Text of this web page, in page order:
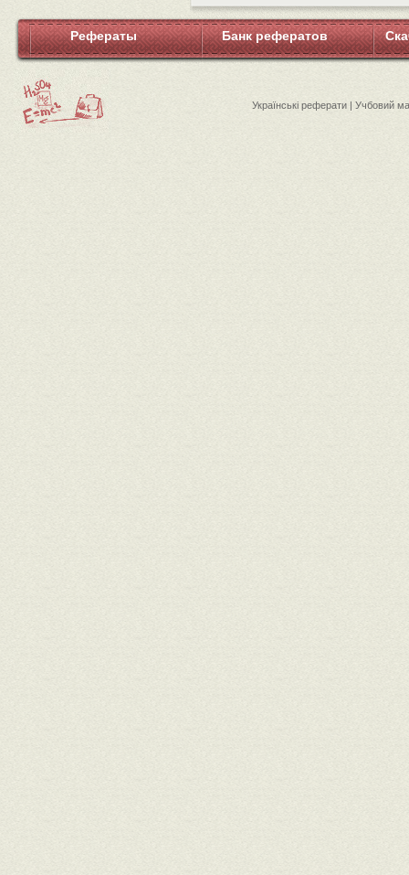
Рефераты Банк рефератов
Українські реферати | Учбовий